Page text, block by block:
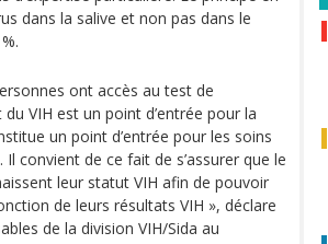
dans la salive et non pas dans le
ont accès au test de
VIH est un point d’entrée pour la
un point d’entrée pour les soins
convient de ce fait de s’assurer que le
leur statut VIH afin de pouvoir
de leurs résultats VIH », déclare
de la division VIH/Sida au